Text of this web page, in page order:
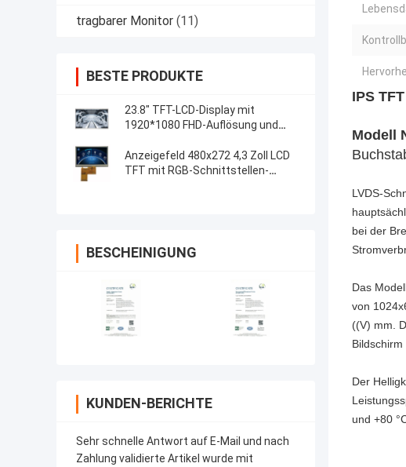
tragbarer Monitor (11)
BESTE PRODUKTE
23.8" TFT-LCD-Display mit
1920*1080 FHD-Auflösung und
System
Anzeigefeld 480x272 4,3 Zoll LCD
TFT mit RGB-Schnittstellen-
BESCHEINIGUNG
KUNDEN-BERICHTE
Sehr schnelle Antwort auf E-Mail und nach
Zahlung validierte Artikel wurde mit
IPS
Modell
LVDS-
bei der
Das
von
((V) mm.
Der
und +80